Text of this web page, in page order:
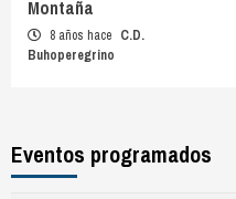
Montaña
8 años hace C.D.
Buhoperegrino
Eventos programados